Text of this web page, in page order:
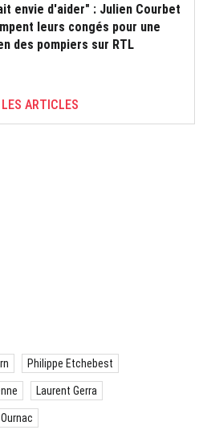
envie d'aider" : Julien Courbet
leurs congés pour une
des pompiers sur RTL
ARTICLES
Philippe Etchebest
Laurent Gerra